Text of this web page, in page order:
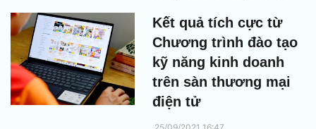
người dân tiêu thụ sản phẩm.
Kết quả tích cực từ
Chương trình đào tạo
kỹ năng kinh doanh
trên sàn thương mại
điện tử